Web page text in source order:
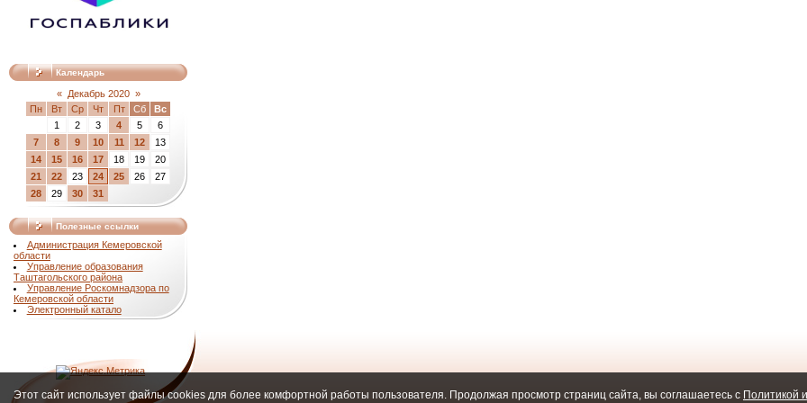
Календарь
« Декабрь 2020 »
Пн
Вт Ср Чт Пт Сб
Вс
1
2 3 4 5
6
7
8 9 10 11 12
13
14
15 16 17 18 19
20
21
22 23 24 25 26
27
28
29 30 31
Полезные ссылки
Администрация Кемеровской
области
Управление образования
Таштагольского района
Управление Роскомнадзора по
Кемеровской области
Электронный катало
Этот сайт использует файлы cookies для более комфортной работы пользователя. Продолжая просмотр страниц сайта, вы соглашаетесь с Политикой